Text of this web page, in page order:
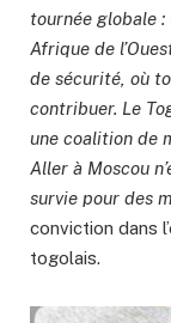
tournée globale :
Afrique de
de sécurité, où
contribuer. Le
une coalition de
Aller à Moscou
survie pour des
conviction dans
togolais.